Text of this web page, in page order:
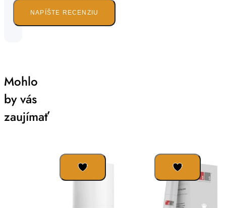
NAPÍŠTE RECENZIU
Mohlo
by vás
zaujímať